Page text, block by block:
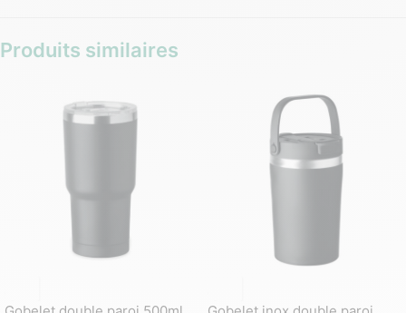
Produits similaires